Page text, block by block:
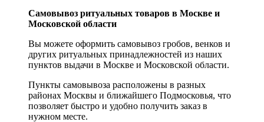
Самовывоз ритуальных товаров в Москве и
Московской области
Вы можете оформить самовывоз гробов, венков и
других ритуальных принадлежностей из наших
пунктов выдачи в Москве и Московской области.
Пункты самовывоза расположены в разных
районах Москвы и ближайшего Подмосковья, что
позволяет быстро и удобно получить заказ в
нужном месте.